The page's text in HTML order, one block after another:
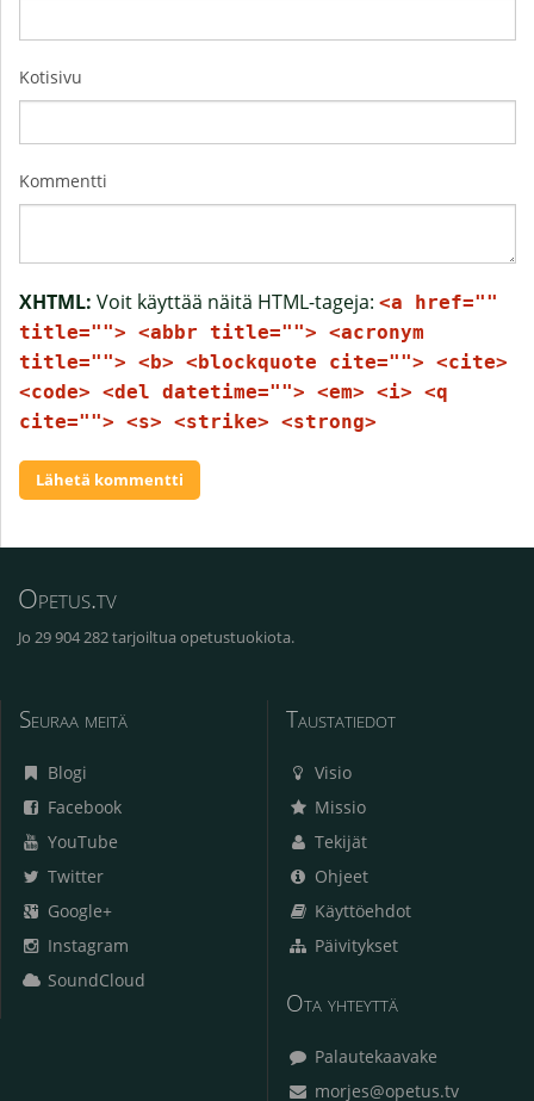
Kotisivu
Kommentti
XHTML: Voit käyttää näitä HTML-tageja: <a href=""
title=""> <abbr title=""> <acronym
title=""> <b> <blockquote cite=""> <cite>
<code> <del datetime=""> <em> <i> <q
cite=""> <s> <strike> <strong>
Opetus.tv
Jo 29 904 282 tarjoiltua opetustuokiota.
Seuraa meitä
Blogi
Facebook
YouTube
Twitter
Google+
Instagram
SoundCloud
Taustatiedot
Visio
Missio
Tekijät
Ohjeet
Käyttöehdot
Päivitykset
Ota yhteyttä
Palautekaavake
morjes@opetus.tv